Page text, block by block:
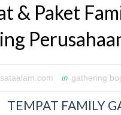
& Paket
in gathering
TEMPAT FAMILY